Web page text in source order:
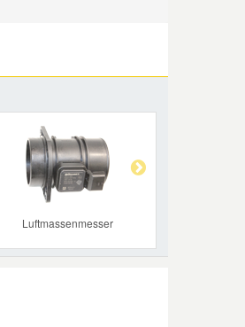
Luftmassenmesser